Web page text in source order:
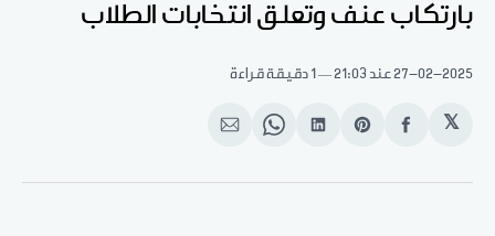
بارتكاب عنف وتعلق انتخابات الطلاب
27-02-2025عند 21:03 1 دقيقة قراءة
𝕏
انشر
الفيسبوك
Share
Pinterest
انشر
لينكد
Share
WhatsApp
انشر
الإيميل